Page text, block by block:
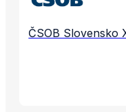
ČSOB Slovensko